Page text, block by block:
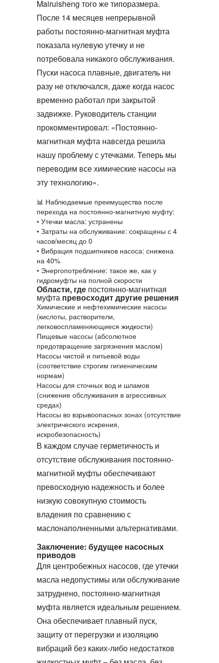
Mairuisheng того же типоразмера.
После 14 месяцев непрерывной
работы постоянно-магнитная муфта
показала нулевую утечку и не
потребовала никакого обслуживания.
Пуски насоса плавные, двигатель ни
разу не отключался, даже когда насос
временно работал при закрытой
задвижке. Руководитель станции
прокомментировал: «Постоянно-
магнитная муфтанавсегда решила
нашу проблему с утечками. Теперь мы
переводим все химические насосы на
эту технологию».
📊 Наблюдаемые преимущества после
перехода на постоянно-магнитную муфту:
• Утечки масла: устранены
• Затраты на обслуживание: сокращены с 4
часов/месяц до 0
• Вибрация подшипников насоса: снижена
на 40%
• Энергопотребление: такое же, как у
гидромуфты на полной скорости
Области, где постоянно-магнитная
муфтапревосходит другие решения
Химические и нефтехимические насосы
(кислоты, растворители,
легковоспламеняющиеся жидкости)
Пищевые насосы (абсолютное
предотвращение загрязнения маслом)
Насосы чистой и питьевой воды
(соответствие строгим гигиеническим
нормам)
Насосы для сточных вод и шламов
(снижение обслуживания в агрессивных
средах)
Насосы во взрывоопасных зонах (отсутствие
электрического искрения,
искробезопасность)
В каждом случае герметичность и
отсутствие обслуживания постоянно-
магнитной муфты обеспечивают
превосходную надежность и более
низкую совокупную стоимость
владения по сравнению с
маслонаполненными альтернативами.
Заключение: будущее насосных
приводов
Для центробежных насосов, где утечки
масла недопустимы или обслуживание
затруднено, постоянно-магнитная
муфтаявляется идеальным решением.
Она обеспечивает плавный пуск,
защиту от перегрузки и изоляцию
вибраций без каких‑либо недостатков